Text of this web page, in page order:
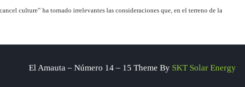
culture” ha tornado irrelevantes las consideraciones que, en el terreno de la
El Amauta – Número 14 – 15 Theme By SKT Solar Energy